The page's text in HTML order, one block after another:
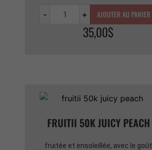
- + AJOUTER AU PANIER
35,00$
FRUITII 50K JUICY PEACH
fruitée et ensoleillée, avec le goût